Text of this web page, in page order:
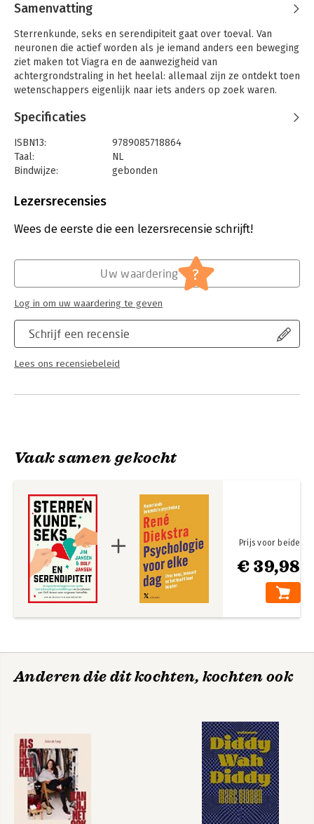
Samenvatting
Sterrenkunde, seks en serendipiteit gaat over toeval. Van
neuronen die actief worden als je iemand anders een beweging
ziet maken tot Viagra en de aanwezigheid van
achtergrondstraling in het heelal: allemaal zijn ze ontdekt toen
wetenschappers eigenlijk naar iets anders op zoek waren.
Wetenschapsjournalist Jim Jansen gaat in gesprek met
topwetenschappers over grote en soms toevallige
ontdekkingen en cabaretier Dolf Jansen voorziet elk hoofdstuk
van een column over ongeveer hetzelfde.
Met onder anderen mediawetenschapper Linda Duits,
natuurkundige en oud-minister Robbert Dijkgraaf en
cultuurhistoricus Lotte Jensen.
Specificaties
ISBN13:
9789085718864
Taal:
NL
Bindwijze:
gebonden
Uitgever:
Verschijningsdatum:
6-11-2025
Literatuur en romans
Lezersrecensies
Wees de eerste die een lezersrecensie schrijft!
Schrijf een recensie
Lees ons recensiebeleid
Uw waardering ?
Log in om uw waardering te geven
Vaak samen gekocht
€ 39,98
Prijs voor beide
Anderen die dit kochten, kochten ook